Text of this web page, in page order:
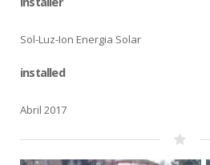
Sol-Luz-Ion Energia Solar
installed
Abril 2017